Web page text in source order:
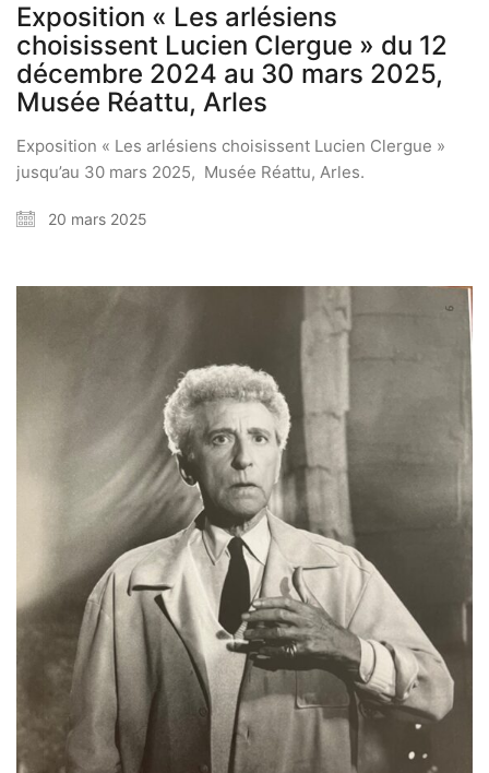
Exposition « Les arlésiens
choisissent Lucien Clergue » du 12
décembre 2024 au 30 mars 2025,
Musée Réattu, Arles
Exposition « Les arlésiens choisissent Lucien Clergue »
jusqu’au 30 mars 2025, Musée Réattu, Arles.
20 mars 2025